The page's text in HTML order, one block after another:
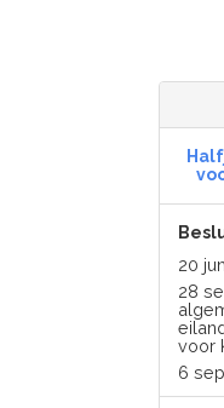
20
28
voor
6